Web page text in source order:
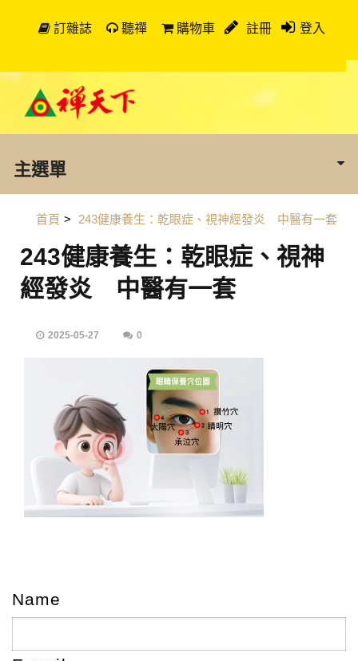
訂雜誌 聽禪 購物車 註冊 登入
主選單
首頁 > 243健康養生：乾眼症、視神經發炎 中醫有一套
243健康養生：乾眼症、視神
經發炎 中醫有一套
2025-05-27 0
Name